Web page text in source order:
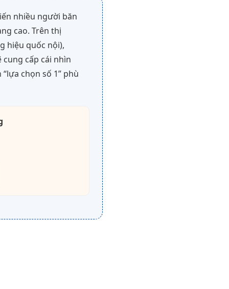
nhiều người băn
cao. Trên thị
hiệu quốc nội),
cung cấp cái nhìn
chọn số 1” phù